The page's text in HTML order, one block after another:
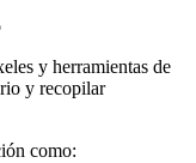
y herramientas de
y recopilar
como: